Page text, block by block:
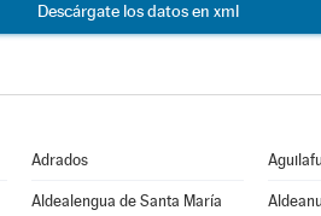
Descárgate los datos en xml
Adrados
Aldealengua de Santa María